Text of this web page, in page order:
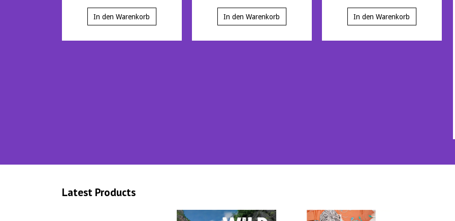
In den Warenkorb In den Warenkorb In den Warenkorb
Latest Products